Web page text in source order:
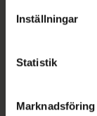
lagligheten av
Inställningar
Statistik
Marknadsföring
Innehåll